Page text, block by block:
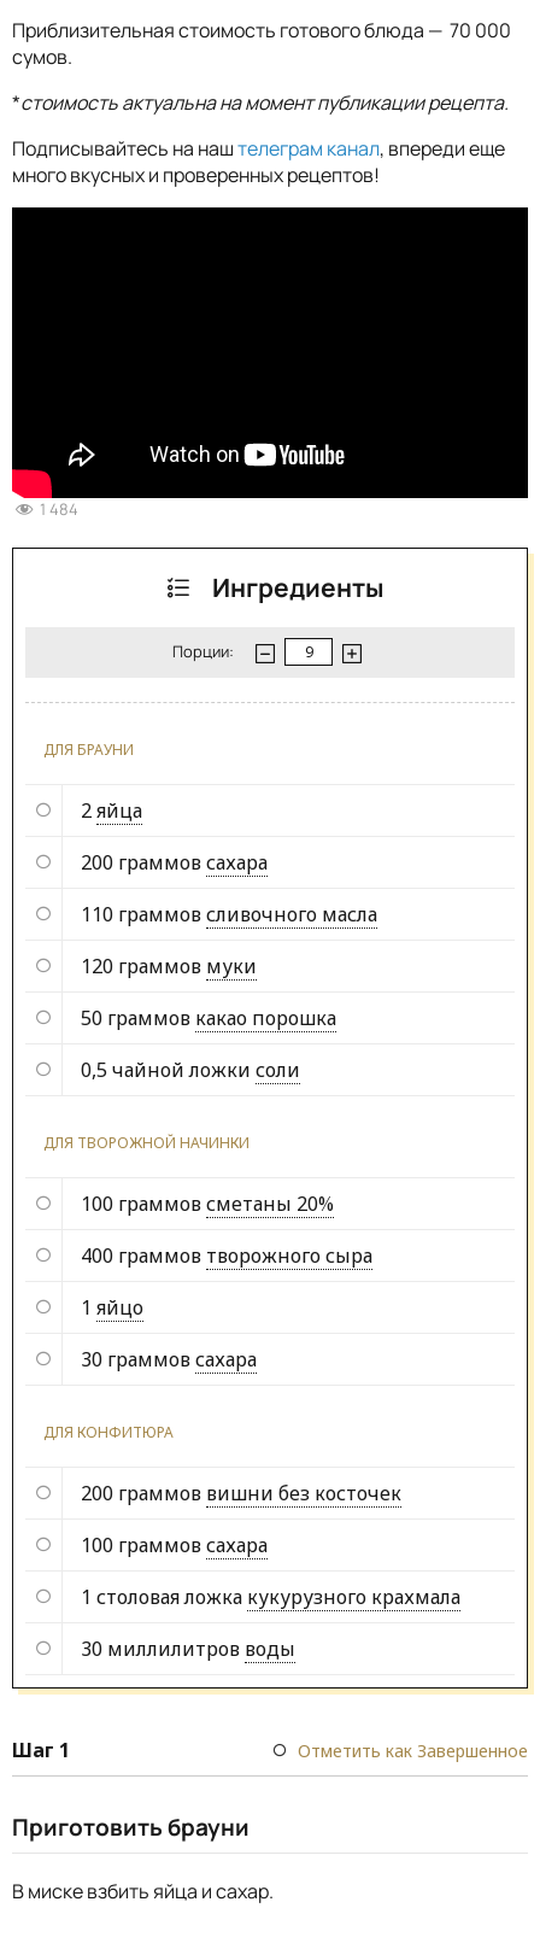
Приблизительная стоимость готового блюда — 70 000
сумов.
*стоимость актуальна на момент публикации рецепта.
Подписывайтесь на наштелеграм канал, впереди еще
много вкусных и проверенных рецептов!
1 484
Ингредиенты
Порции:
ДЛЯ БРАУНИ
2яйца
200 граммовсахара
110 граммовсливочного масла
120 граммов муки
50 граммов какао порошка
0,5 чайной ложки соли
ДЛЯ ТВОРОЖНОЙ НАЧИНКИ
100 граммовсметаны 20%
400 граммов творожного сыра
1 яйцо
30 граммовсахара
ДЛЯ КОНФИТЮРА
200 граммов вишни без косточек
100 граммовсахара
1 столовая ложка кукурузного крахмала
30 миллилитров воды
Шаг 1 Отметить как Завершенное
Приготовить брауни
В миске взбить яйца и сахар.